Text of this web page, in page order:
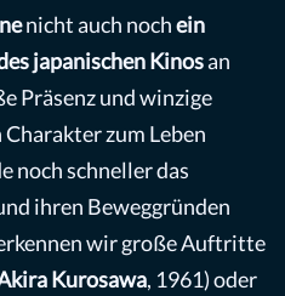
nicht auch nochein
japanischen Kinosan
Präsenz und winzige
zum Leben
noch schneller das
ihren Beweggründen
wir große Auftritte
Kurosawa, 1961) oder